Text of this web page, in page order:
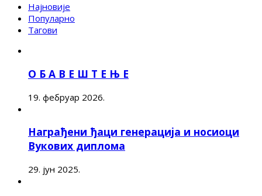
Најновије
Популарно
Тагови
О Б А В Е Ш Т Е Њ Е
19. фебруар 2026.
Награђени ђаци генерација и носиоци
Вукових диплома
29. јун 2025.